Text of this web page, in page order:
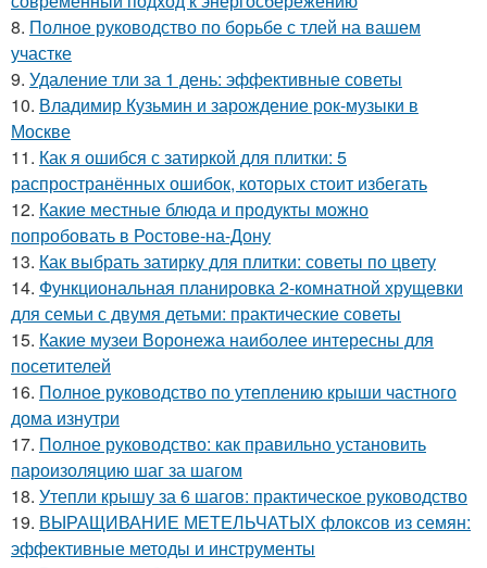
8. Полное руководство по борьбе с тлей на вашем
участке
9. Удаление тли за 1 день: эффективные советы
10. Владимир Кузьмин и зарождение рок-музыки в
Москве
11. Как я ошибся с затиркой для плитки: 5
распространённых ошибок, которых стоит избегать
12. Какие местные блюда и продукты можно
попробовать в Ростове-на-Дону
13. Как выбрать затирку для плитки: советы по цвету
14. Функциональная планировка 2-комнатной хрущевки
для семьи с двумя детьми: практические советы
15. Какие музеи Воронежа наиболее интересны для
посетителей
16. Полное руководство по утеплению крыши частного
дома изнутри
17. Полное руководство: как правильно установить
пароизоляцию шаг за шагом
18. Утепли крышу за 6 шагов: практическое руководство
19. ВЫРАЩИВАНИЕ МЕТЕЛЬЧАТЫХ флоксов из семян:
эффективные методы и инструменты